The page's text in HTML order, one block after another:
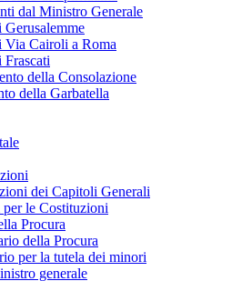
dal Ministro Generale
Gerusalemme
Via Cairoli a Roma
Frascati
della Consolazione
della Garbatella
dei Capitoli Generali
per le Costituzioni
Procura
della Procura
per la tutela dei minori
generale